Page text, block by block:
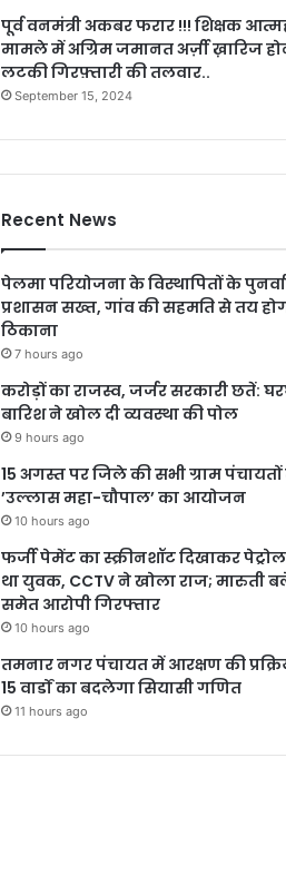
पूर्व वनमंत्री अकबर फरार !!! शिक्षक
मामले में अग्रिम जमानत अर्ज़ी ख़ारिज
लटकी गिरफ़्तारी की तलवार..
September 15, 2024
Recent News
पेलमा परियोजना के विस्थापितों के
प्रशासन सख्त, गांव की सहमति से तय
ठिकाना
7 hours ago
करोड़ों का राजस्व, जर्जर सरकारी छतें:
बारिश ने खोल दी व्यवस्था की पोल
9 hours ago
15 अगस्त पर जिले की सभी ग्राम पंचायतों
’उल्लास महा-चौपाल’ का आयोजन
10 hours ago
फर्जी पेमेंट का स्क्रीनशॉट दिखाकर
था युवक, CCTV ने खोला राज; मारुती
समेत आरोपी गिरफ्तार
10 hours ago
तमनार नगर पंचायत में आरक्षण की
15 वार्डों का बदलेगा सियासी गणित
11 hours ago